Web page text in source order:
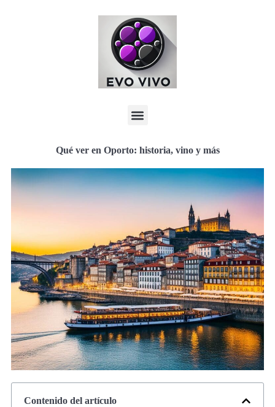
Qué ver en Oporto: historia, vino y más
Contenido del artículo